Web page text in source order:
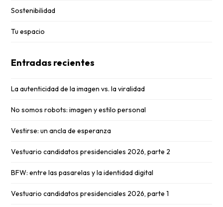
Sostenibilidad
Tu espacio
Entradas recientes
La autenticidad de la imagen vs. la viralidad
No somos robots: imagen y estilo personal
Vestirse: un ancla de esperanza
Vestuario candidatos presidenciales 2026, parte 2
BFW: entre las pasarelas y la identidad digital
Vestuario candidatos presidenciales 2026, parte 1